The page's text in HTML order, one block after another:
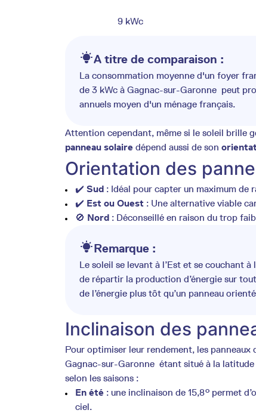
9 kWc
A titre de comparaison :
La consommation moyenne d'un foyer
de 3 kWc à Gagnac-sur-Garonne peut
annuels moyen d'un ménage français.
Attention cependant, même si le soleil brille
panneau solaire dépend aussi de son
Orientation des
✔️ Sud : Idéal pour capter un maximum de
✔️ Est ou Ouest : Une alternative viable
🚫 Nord : Déconseillé en raison du trop
Remarque :
Le soleil se levant à l’Est et se couchant
de répartir la production d’énergie sur
de l’énergie plus tôt qu’un panneau
Inclinaison des
Pour optimiser leur rendement, les
Gagnac-sur-Garonne étant situé à la latitude
selon les saisons :
En été : une inclinaison de 15,8° permet
ciel.